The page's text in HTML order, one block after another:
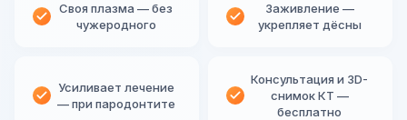
Своя плазма — без
чужеродного
Заживление —
укрепляет дёсны
Усиливает лечение
— при пародонтите
Консультация и 3D-
снимок КТ —
бесплатно